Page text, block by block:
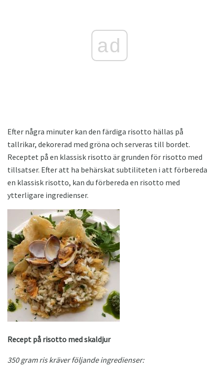
ad
Efter några minuter kan den färdiga risotto hällas på
tallrikar, dekorerad med gröna och serveras till bordet.
Receptet på en klassisk risotto är grunden för risotto med
tillsatser. Efter att ha behärskat subtiliteten i att förbereda
en klassisk risotto, kan du förbereda en risotto med
ytterligare ingredienser.
Recept på risotto med skaldjur
350 gram ris kräver följande ingredienser: